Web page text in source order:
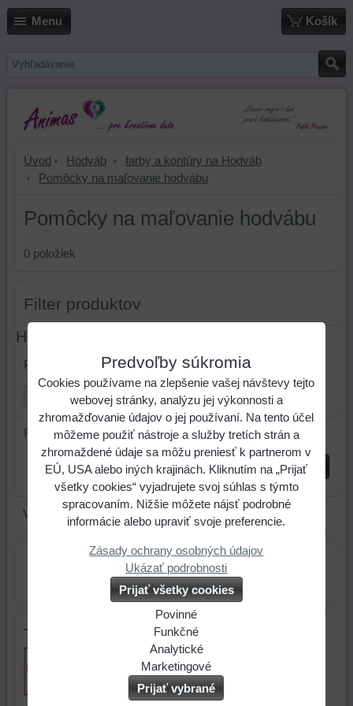
Menu Košík
Úvod Hodváb
farby a kontúry na Hodváb
Pomôcky na maľovanie hodvábu
Pomôcky na maľovanie hodvábu
0 položiek
Filter produktov
Hľadať text
Prehľadať výsledky filtra fulltextom
Radiť podľa:
Odoslať
V tejto kategórii nie sú žiadne výrobky.
Tip na darček
Predvoľby súkromia
Cookies používame na zlepšenie vašej návštevy tejto
webovej stránky, analýzu jej výkonnosti a
zhromažďovanie údajov o jej používaní. Na tento účel
môžeme použiť nástroje a služby tretích strán a
zhromaždené údaje sa môžu preniesť k partnerom v
EÚ, USA alebo iných krajinách. Kliknutím na „Prijať
všetky cookies“ vyjadrujete svoj súhlas s týmto
spracovaním. Nižšie môžete nájsť podrobné
informácie alebo upraviť svoje preferencie.
Zásady ochrany osobných údajov
Ukázať podrobnosti
Prijať všetky cookies
Povinné
Funkčné
Analytické
Marketingové
Prijať vybrané